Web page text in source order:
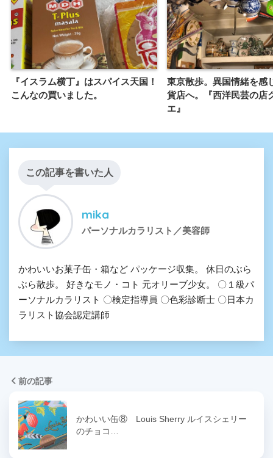
『イスラム横丁』はスパイス天国！
こんなの買いました。
東京散歩。異国情緒を感
貨店へ。『西洋民芸の店
エ』
この記事を書いた人
mika
パーソナルカラリスト／美容師
かわいいお菓子缶・箱など パッケージ収集。 休日のぶら
ぶら散歩。 好きなモノ・コト 元オリーブ少女。 〇１級パ
ーソナルカラリスト 〇検定指導員 〇色彩診断士 〇日本カ
ラリスト協会認定講師
前の記事
かわいい缶⑧ Louis Sherry ルイスシェリー
のチョコ…